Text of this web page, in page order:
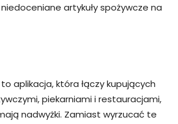
artykuły spożywcze na
aplikacja, która łączy kupujących
piekarniami i restauracjami,
nadwyżki. Zamiast wyrzucać te